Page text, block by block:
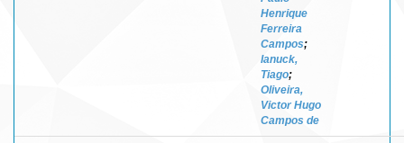
Henrique
Ferreira
Campos;
Ianuck,
Tiago;
Oliveira,
Victor Hugo
Campos de